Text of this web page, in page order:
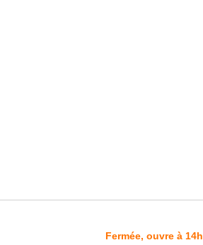
Fermée, ouvre à 14h